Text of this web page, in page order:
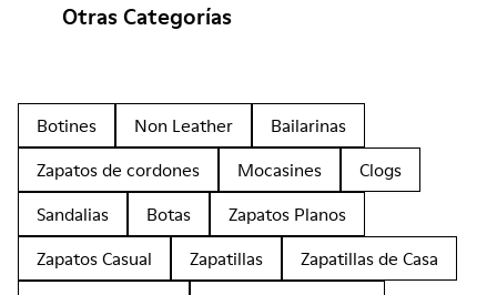
Otras Categorías
Botines Non Leather
Bailarinas
Zapatos de cordones
Mocasines
Clogs
Sandalias
Botas
Zapatos Planos
Zapatos Casual
Zapatillas
Zapatillas de Casa